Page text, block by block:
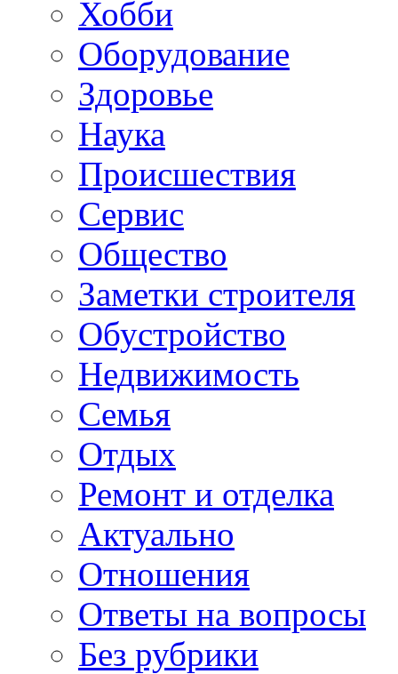
Хобби
Oборудование
Здоровье
Наука
Происшествия
Сервис
Общество
Заметки строителя
Обустройство
Недвижимость
Семья
Отдых
Ремонт и отделка
Актуально
Отношения
Ответы на вопросы
Без рубрики